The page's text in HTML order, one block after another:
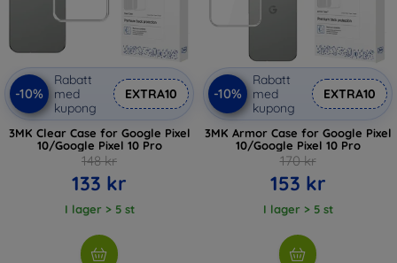
-10%
Rabatt
med
kupong
EXTRA10
3MK Clear Case for Google Pixel
10/Google Pixel 10 Pro
148 kr
133 kr
I lager > 5 st
-10%
Rabatt
med
kupong
EXTRA10
3MK Armor Case for Google Pixel
10/Google Pixel 10 Pro
170 kr
153 kr
I lager > 5 st